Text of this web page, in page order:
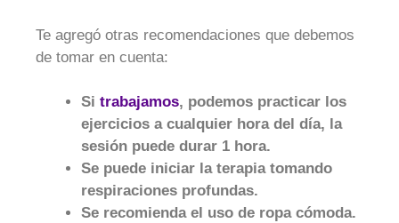
Te agregó otras recomendaciones que debemos
de tomar en cuenta:
Si trabajamos, podemos practicar los
ejercicios a cualquier hora del día, la
sesión puede durar 1 hora.
Se puede iniciar la terapia tomando
respiraciones profundas.
Se recomienda el uso de ropa cómoda.